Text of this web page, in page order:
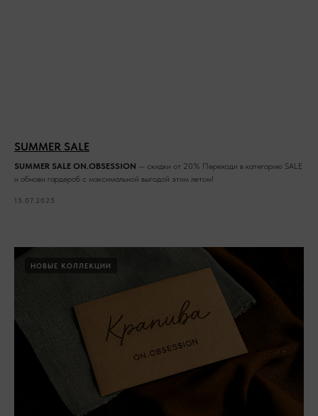
SUMMER SALE
SUMMER SALE ON.OBSESSION — скидки от 20% Переходи в категорию SALE
и обнови гардероб с максимальной выгодой этим летом!
15.07.2025
НОВЫЕ КОЛЛЕКЦИИ